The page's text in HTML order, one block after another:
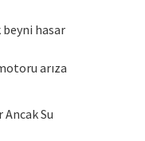
hasar
arıza
Ancak Su